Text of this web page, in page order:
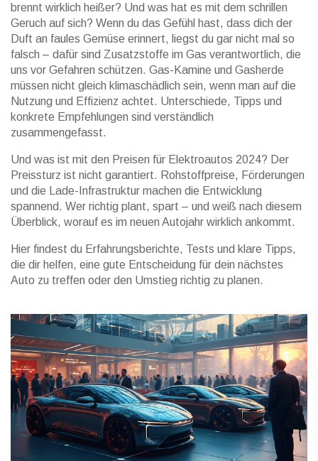
brennt wirklich heißer? Und was hat es mit dem schrillen
Geruch auf sich? Wenn du das Gefühl hast, dass dich der
Duft an faules Gemüse erinnert, liegst du gar nicht mal so
falsch – dafür sind Zusatzstoffe im Gas verantwortlich, die
uns vor Gefahren schützen. Gas-Kamine und Gasherde
müssen nicht gleich klimaschädlich sein, wenn man auf die
Nutzung und Effizienz achtet. Unterschiede, Tipps und
konkrete Empfehlungen sind verständlich
zusammengefasst.
Und was ist mit den Preisen für Elektroautos 2024? Der
Preissturz ist nicht garantiert. Rohstoffpreise, Förderungen
und die Lade-Infrastruktur machen die Entwicklung
spannend. Wer richtig plant, spart – und weiß nach diesem
Überblick, worauf es im neuen Autojahr wirklich ankommt.
Hier findest du Erfahrungsberichte, Tests und klare Tipps,
die dir helfen, eine gute Entscheidung für dein nächstes
Auto zu treffen oder den Umstieg richtig zu planen.